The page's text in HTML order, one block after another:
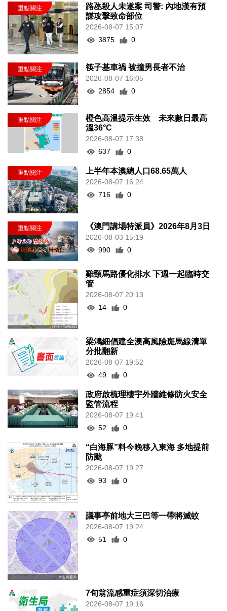
路氹殺人未遂案 司警: 內地漢有預
謀攻擊致命部位
2026-08-07 15:07
3875
0
筷子基車禍 被撞男長者不治
2026-08-07 16:05
2854
0
橙色高溫提示生效 未來數日最高
溫36°C
2026-08-07 17:38
637
0
上半年本澳總人口68.65萬人
2026-08-07 16:24
716
0
《澳門講場特派員》2026年8月3日
2026-08-03 15:19
990
0
雞頸馬路優化排水 下週一起臨時交
管
2026-08-07 20:13
14
0
梁鴻細倡建全澳高風險斑馬線清單
分批翻新
2026-08-07 19:52
49
0
政府啟梳理樓宇外牆維修防火安全
監管流程
2026-08-07 19:41
52
0
“白海豚”料今晚移入東海 多地提前
防颱
2026-08-07 19:27
93
0
議事亭前地大三巴等一帶將滅蚊
2026-08-07 19:24
51
0
7旬翁流感重症須深切治療
2026-08-07 19:16